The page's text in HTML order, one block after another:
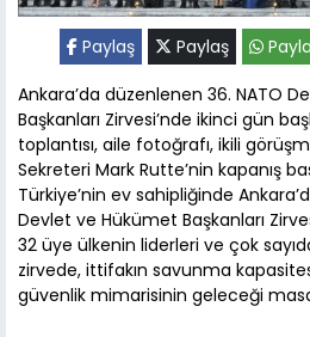
Paylaş Paylaş
Ankara’da düzenlenen 36. NATO
Başkanları Zirvesi’nde ikinci gün
toplantısı, aile fotoğrafı, ikili
Sekreteri Mark Rutte’nin kapanış
Türkiye’nin ev sahipliğinde
Devlet ve Hükümet Başkanları
32 üye ülkenin liderleri ve çok
zirvede, ittifakın savunma
güvenlik mimarisinin geleceği